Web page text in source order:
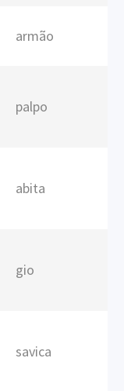
armão
palpo
abita
gio
savica